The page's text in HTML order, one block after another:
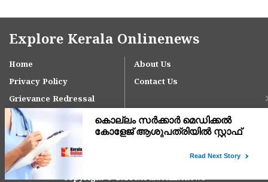
ക്ഷണിച്ചു
Explore Kerala Onlinenews
Home
About Us
Privacy Policy
Contact Us
Grievance Redressal
Copyright © 2024 keralaonlinenews